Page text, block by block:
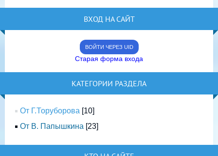
ВХОД НА САЙТ
ВОЙТИ ЧЕРЕЗ UID
Старая форма входа
КАТЕГОРИИ РАЗДЕЛА
От Г.Торуборова [10]
От В. Папышкина [23]